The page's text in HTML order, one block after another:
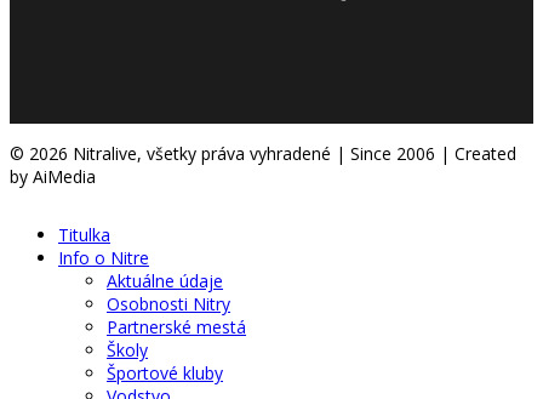
© 2026 Nitralive, všetky práva vyhradené | Since 2006 | Created
by AiMedia
Titulka
Info o Nitre
Aktuálne údaje
Osobnosti Nitry
Partnerské mestá
Školy
Športové kluby